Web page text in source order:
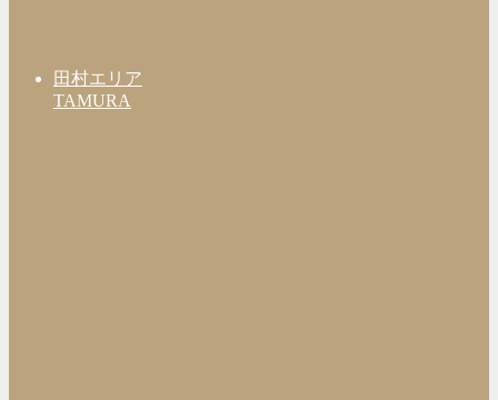
田村エリア
TAMURA